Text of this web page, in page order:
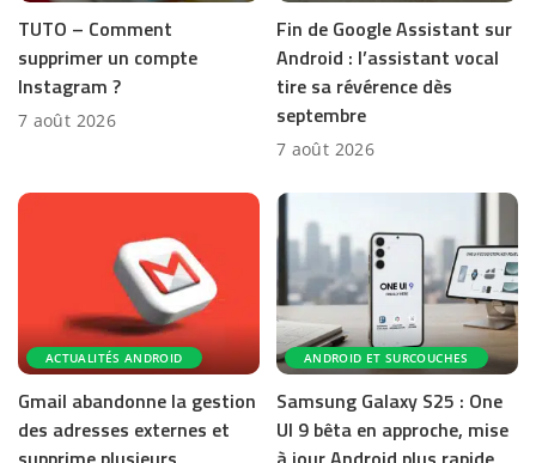
TUTO – Comment
supprimer un compte
Instagram ?
7 août 2026
Fin de Google Assistant sur
Android : l’assistant vocal
tire sa révérence dès
septembre
7 août 2026
ACTUALITÉS ANDROID
Gmail abandonne la gestion
des adresses externes et
ANDROID ET SURCOUCHES
Samsung Galaxy S25 : One
UI 9 bêta en approche, mise